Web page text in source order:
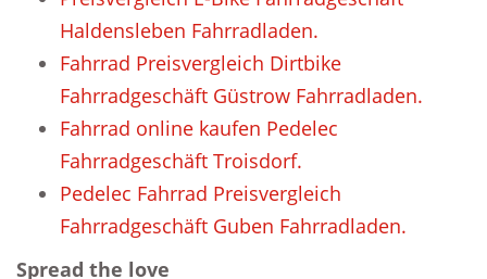
Haldensleben Fahrradladen.
Fahrrad Preisvergleich Dirtbike
Fahrradgeschäft Güstrow Fahrradladen.
Fahrrad online kaufen Pedelec
Fahrradgeschäft Troisdorf.
Pedelec Fahrrad Preisvergleich
Fahrradgeschäft Guben Fahrradladen.
Spread the love